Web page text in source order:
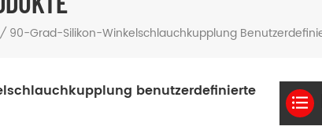
/ 90-Grad-Silikon-Winkelschlauchkupplung
benutzerdefinierte